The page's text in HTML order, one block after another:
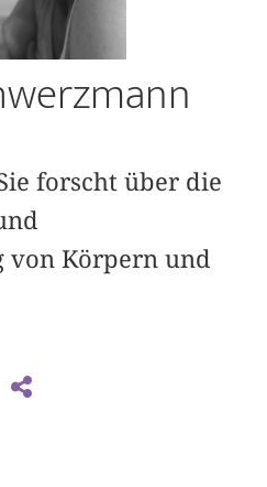
forscht über die
von Körpern und